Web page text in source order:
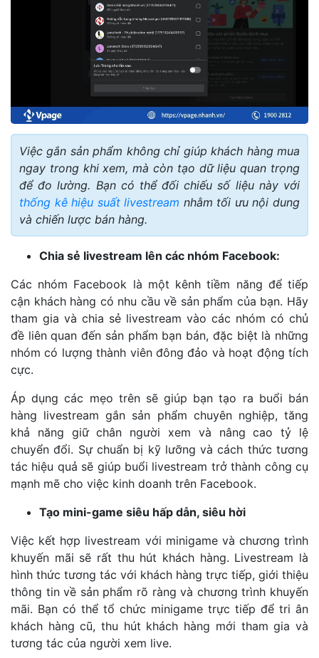
Việc gắn sản phẩm không chỉ giúp khách hàng mua
ngay trong khi xem, mà còn tạo dữ liệu quan trọng
để đo lường. Bạn có thể đối chiếu số liệu này với
thống kê hiệu suất livestream nhằm tối ưu nội dung
và chiến lược bán hàng.
Chia sẻ livestream lên các nhóm Facebook:
Các nhóm Facebook là một kênh tiềm năng để tiếp
cận khách hàng có nhu cầu về sản phẩm của bạn. Hãy
tham gia và chia sẻ livestream vào các nhóm có chủ
đề liên quan đến sản phẩm bạn bán, đặc biệt là những
nhóm có lượng thành viên đông đảo và hoạt động tích
cực.
Áp dụng các mẹo trên sẽ giúp bạn tạo ra buổi bán
hàng livestream gắn sản phẩm chuyên nghiệp, tăng
khả năng giữ chân người xem và nâng cao tỷ lệ
chuyển đổi. Sự chuẩn bị kỹ lưỡng và cách thức tương
tác hiệu quả sẽ giúp buổi livestream trở thành công cụ
mạnh mẽ cho việc kinh doanh trên Facebook.
Tạo mini-game siêu hấp dẫn, siêu hời
Việc kết hợp livestream với minigame và chương trình
khuyến mãi sẽ rất thu hút khách hàng. Livestream là
hình thức tương tác với khách hàng trực tiếp, giới thiệu
thông tin về sản phẩm rõ ràng và chương trình khuyến
mãi. Bạn có thể tổ chức minigame trực tiếp để tri ân
khách hàng cũ, thu hút khách hàng mới tham gia và
tương tác của người xem live.